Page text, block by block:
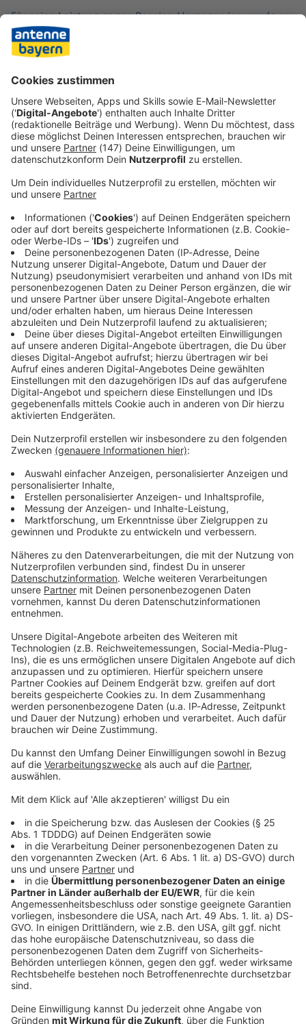
Für seine Leistung gegen Bosnien-Herzegowina wurde er
zum Man of the Match gewählt. «Wir wollten einfach
gewinnen», sagte Manzambi, der angab, sicher nicht
schlafen zu können. «Ich glaube, dass ich meiner
Mannschaft gut geholfen habe.»
Immer auf dem Laufenden
bleiben!
Verpass' nichts mehr - mit unserem kostenlosen
ANTENNE BAYERN Newsletter. Ob Nachrichten,
Lifestyle oder unsere neuesten Aktionen - wir
informieren dich.
Zum Newsletter anmelden
Du möchtest uns etwas sagen?
Kontaktformular
Sprachnachricht
© dpa-infocom, dpa:260619-930-246691/1
DAS KÖNNTE DICH AUCH INTERESSIEREN
Bayern
drei Vorständen